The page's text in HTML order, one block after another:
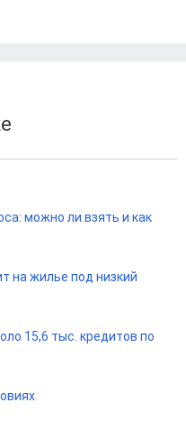
можно ли взять и как
на жилье под низкий
15,6 тыс. кредитов по